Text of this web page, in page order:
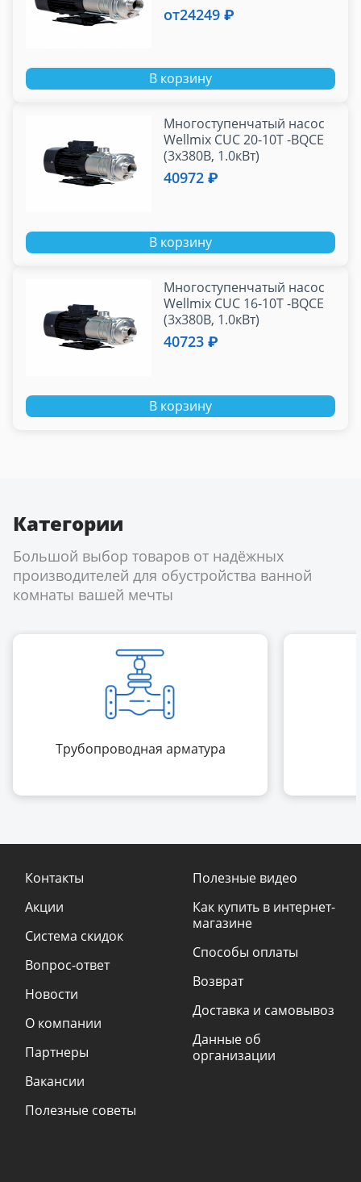
от24249 ₽
В корзину
Многоступенчатый насос
Wellmix CUC 20-10T -BQCE
(3х380В, 1.0кВт)
40972 ₽
В корзину
Многоступенчатый насос
Wellmix CUC 16-10T -BQCE
(3х380В, 1.0кВт)
40723 ₽
В корзину
Категории
Большой выбор товаров от надёжных
производителей для обустройства ванной
комнаты вашей мечты
Трубопроводная арматура
Контакты
Акции
Система скидок
Вопрос-ответ
Новости
О компании
Партнеры
Вакансии
Полезные советы
Полезные видео
Как купить в интернет-
магазине
Способы оплаты
Возврат
Доставка и самовывоз
Данные об
организации